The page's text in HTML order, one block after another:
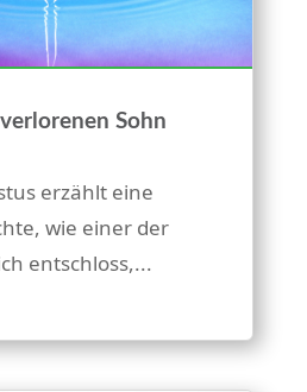
Sohn
erzählt eine
wie einer der
entschloss,...